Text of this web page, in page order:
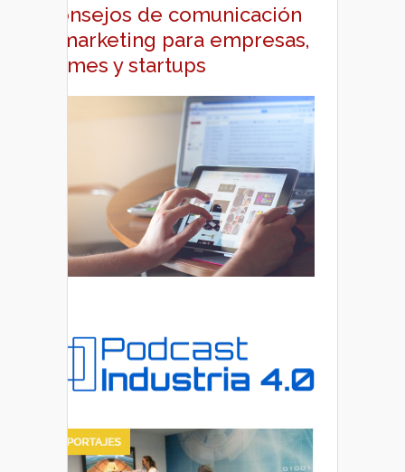
Consejos de comunicación
y marketing para empresas,
pymes y startups